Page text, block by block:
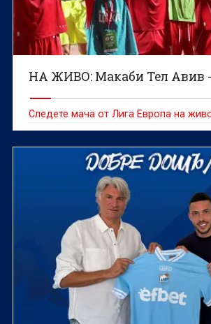
НА ЖИВО: Макаби Тел Авив
Следете мача от Лига Европа на